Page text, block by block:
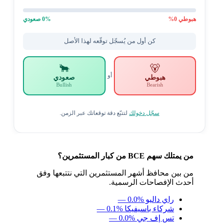
هبوطي0
%
0% صعودي
كن أول من يُسجّل توقّعه لهذا الأصل
🐻
هبوطي
Bearish
أو
🐂
صعودي
Bullish
سجّل دخولكلتتبّع دقة توقعاتك عبر الزمن.
من يمتلك سهم BCE من كبار المستثمرين؟
من بين محافظ أشهر المستثمرين التي نتتبعها وفق
أحدث الإفصاحات الرسمية.
راي داليو — 0.0%
شركاء باسيفيكا — 0.1%
تس إف جي — 0.0%